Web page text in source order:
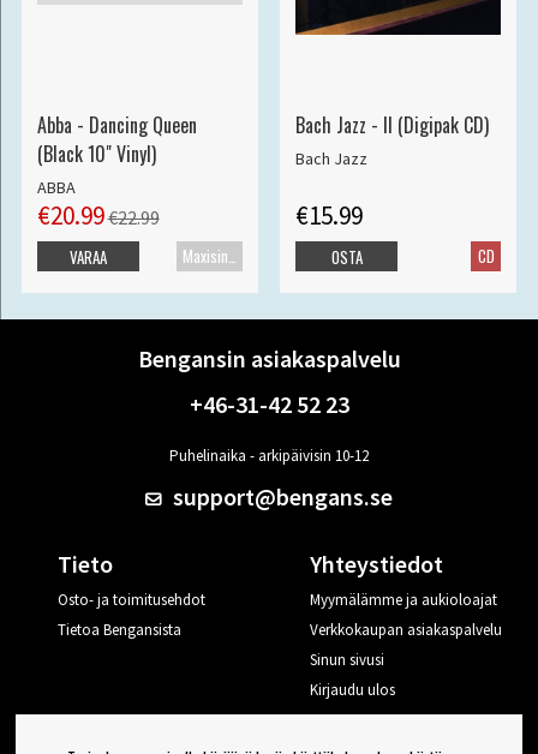
Abba - Dancing Queen
(Black 10" Vinyl)
ABBA
€20.99€22.99
Maxisingle
VARAA
Bach Jazz - II (Digipak CD)
Bach Jazz
€15.99
CD
OSTA
Bengansin asiakaspalvelu
+46-31-42 52 23
Puhelinaika - arkipäivisin 10-12
support@bengans.se
Tieto
Osto- ja toimitusehdot
Tietoa Bengansista
Yhteystiedot
Myymälämme ja aukioloajat
Verkkokaupan asiakaspalvelu
Sinun sivusi
Kirjaudu ulos